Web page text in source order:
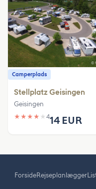
Camperplads
Stellplatz Geisingen
Geisingen
★ ★ ★ ★ ★ 414 EUR
ForsideRejseplanlægger